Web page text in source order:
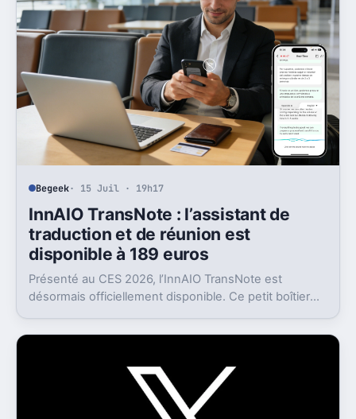
Begeek· 15 Juil · 19h17
InnAIO TransNote : l’assistant de
traduction et de réunion est
disponible à 189 euros
Présenté au CES 2026, l’InnAIO TransNote est
désormais officiellement disponible. Ce petit boîtier
enregistrement autonome, transcription et génération